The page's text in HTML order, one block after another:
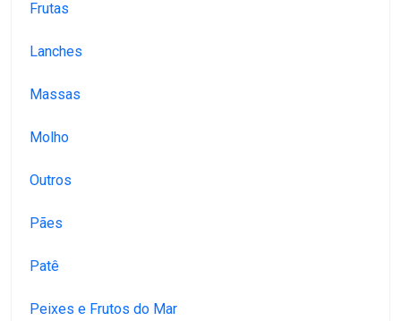
Frutas
Lanches
Massas
Molho
Outros
Pães
Patê
Peixes e Frutos do Mar